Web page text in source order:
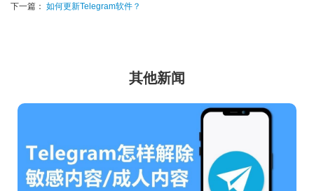
下一篇： 如何更新Telegram软件？
其他新闻